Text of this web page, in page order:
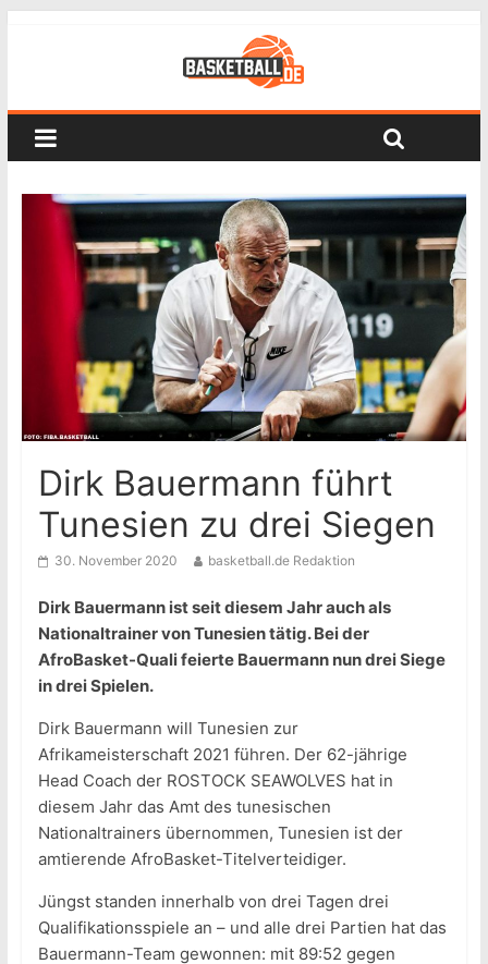
Dirk Bauermann führt
Tunesien zu drei Siegen
30. November 2020 basketball.de Redaktion
Dirk Bauermann ist seit diesem Jahr auch als
Nationaltrainer von Tunesien tätig. Bei der
AfroBasket-Quali feierte Bauermann nun drei Siege
in drei Spielen.
Dirk Bauermann will Tunesien zur
Afrikameisterschaft 2021 führen. Der 62-jährige
Head Coach der ROSTOCK SEAWOLVES hat in
diesem Jahr das Amt des tunesischen
Nationaltrainers übernommen, Tunesien ist der
amtierende AfroBasket-Titelverteidiger.
Jüngst standen innerhalb von drei Tagen drei
Qualifikationsspiele an – und alle drei Partien hat das
Bauermann-Team gewonnen: mit 89:52 gegen